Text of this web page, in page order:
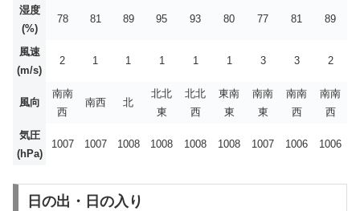
湿度
(%)
78 81 89 95 93 80 77 81 89
風速
(m/s)
2 1 1 1 1 1 3 3 2
風向
南南
西
南西 北
北北
東
北北
西
東南
東
南南
東
南南
西
南南
西
気圧
(hPa)
1007 1007 1008 1008 1008 1008 1007 1006 1006
日の出・日の入り